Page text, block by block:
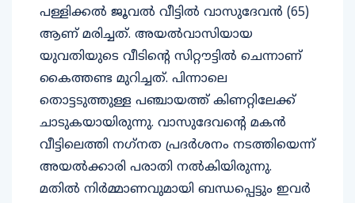
പള്ളിക്കല്‍ ജൂവല്‍ വീട്ടില്‍ വാസുദേവന്‍ (65)
ആണ് മരിച്ചത്. അയല്‍വാസിയായ
യുവതിയുടെ വീടിന്റെ സിറ്റൗട്ടില്‍ ചെന്നാണ്
കൈത്തണ്ട മുറിച്ചത്. പിന്നാലെ
തൊട്ടടുത്തുള്ള പഞ്ചായത്ത് കിണറ്റിലേക്ക്
ചാടുകയായിരുന്നു. വാസുദേവന്റെ മകന്‍
വീട്ടിലെത്തി നഗ്‌നത പ്രദര്‍ശനം നടത്തിയെന്ന്
അയല്‍ക്കാരി പരാതി നല്‍കിയിരുന്നു.
മതില്‍ നിര്‍മ്മാണവുമായി ബന്ധപ്പെട്ടും ഇവര്‍